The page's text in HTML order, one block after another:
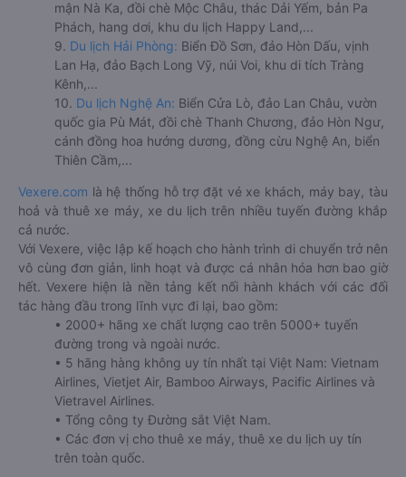
mận Nà Ka, đồi chè Mộc Châu, thác Dải Yếm, bản Pa
Phách, hang dơi, khu du lịch Happy Land,...
9. Du lịch Hải Phòng: Biển Đồ Sơn, đảo Hòn Dấu, vịnh
Lan Hạ, đảo Bạch Long Vỹ, núi Voi, khu di tích Tràng
Kênh,...
10. Du lịch Nghệ An: Biển Cửa Lò, đảo Lan Châu, vườn
quốc gia Pù Mát, đồi chè Thanh Chương, đảo Hòn Ngư,
cánh đồng hoa hướng dương, đồng cừu Nghệ An, biển
Thiên Cầm,...
Vexere.com là hệ thống hỗ trợ đặt vé xe khách, máy bay, tàu
hoả và thuê xe máy, xe du lịch trên nhiều tuyến đường khắp
cả nước.
Với Vexere, việc lập kế hoạch cho hành trình di chuyển trở nên
vô cùng đơn giản, linh hoạt và được cá nhân hóa hơn bao giờ
hết. Vexere hiện là nền tảng kết nối hành khách với các đối
tác hàng đầu trong lĩnh vực đi lại, bao gồm:
• 2000+ hãng xe chất lượng cao trên 5000+ tuyến
đường trong và ngoài nước.
• 5 hãng hàng không uy tín nhất tại Việt Nam: Vietnam
Airlines, Vietjet Air, Bamboo Airways, Pacific Airlines và
Vietravel Airlines.
• Tổng công ty Đường sắt Việt Nam.
• Các đơn vị cho thuê xe máy, thuê xe du lịch uy tín
trên toàn quốc.